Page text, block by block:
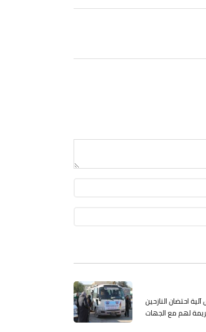
احتضان النازحين
لهم مع الجهات